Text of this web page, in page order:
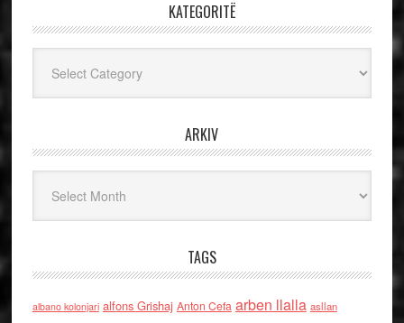
KATEGORITË
ARKIV
TAGS
albano kolonjari alfons Grishaj Anton Cefa arben llalla asllan